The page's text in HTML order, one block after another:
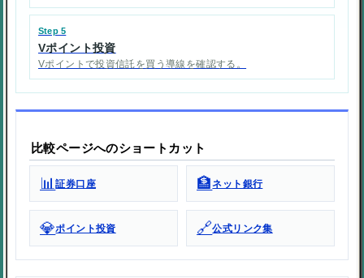
Step 5
Vポイント投資
Vポイントで投資信託を買う導線を確認する。
比較ページへのショートカット
📊証券口座 🏦ネット銀行
💎ポイント投資 🔗公式リンク集